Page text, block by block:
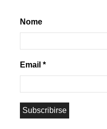
Nome
Email *